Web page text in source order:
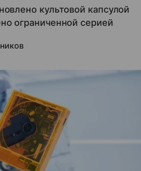
культовой капсулой
ограниченной серией